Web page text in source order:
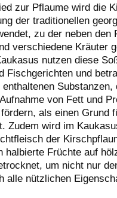
zur Pflaume wird die
der traditionellen
zu der neben den
verschiedene Kräuter
nutzen diese
Fischgerichten und
Substanzen,
von Fett und
als einen Grund
Zudem wird im
der
halbierte Früchte auf
um nicht nur
alle nützlichen